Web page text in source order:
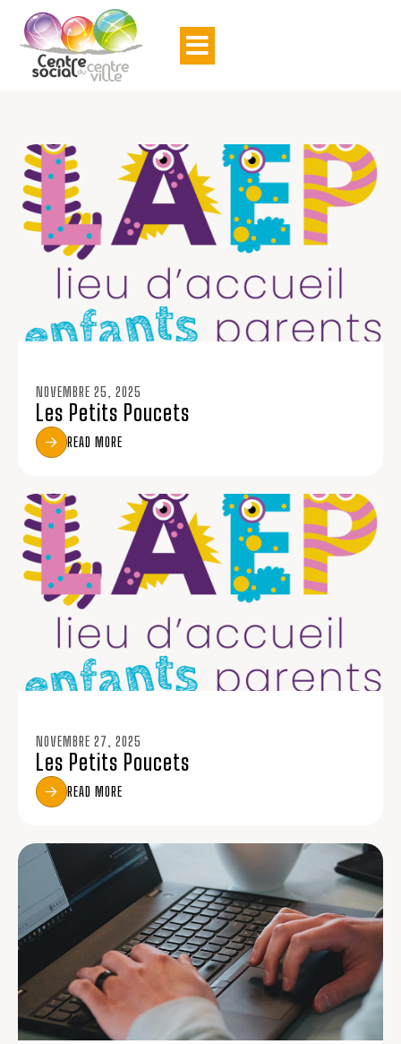
NOVEMBRE 25, 2025
Les Petits Poucets
READ MORE
NOVEMBRE 27, 2025
Les Petits Poucets
READ MORE